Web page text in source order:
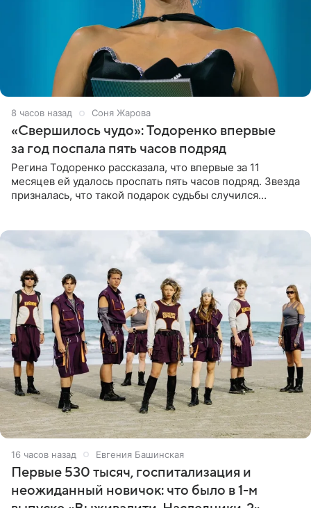
8 часов назад Соня Жарова
«Свершилось чудо»: Тодоренко впервые
за год поспала пять часов подряд
Регина Тодоренко рассказала, что впервые за 11
месяцев ей удалось проспать пять часов подряд. Звезда
призналась, что такой подарок судьбы случился
16 часов назад Евгения Башинская
Первые 530 тысяч, госпитализация и
неожиданный новичок: что было в 1-м